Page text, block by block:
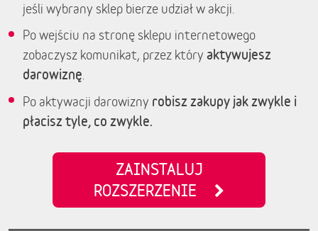
jeśli wybrany sklep bierze udział w akcji.
Po wejściu na stronę sklepu internetowego
zobaczysz komunikat, przez który aktywujesz
darowiznę
Po aktywacji darowizny robisz zakupy jak zwykle i
płacisz tyle, co zwykle.
ZAINSTALUJ
ROZSZERZENIE